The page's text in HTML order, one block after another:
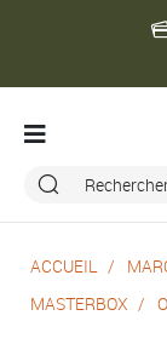
ACCUEIL
MASTERBOX